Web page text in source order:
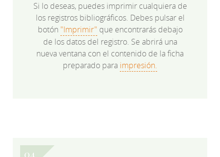
Si lo deseas, puedes imprimir cualquiera de
los registros bibliográficos. Debes pulsar el
botón "Imprimir" que encontrarás debajo
de los datos del registro. Se abrirá una
nueva ventana con el contenido de la ficha
preparado para impresión.